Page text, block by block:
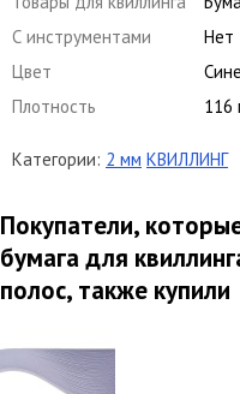
С инструментами
Нет
Цвет
Плотность
116
Категории: 2 мм КВИЛЛИНГ
Покупатели,
бумага для
полос, также купили